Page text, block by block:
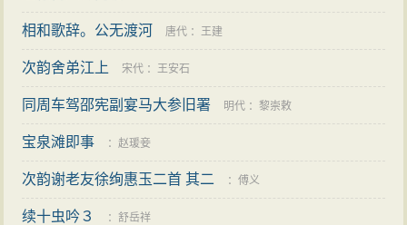
相和歌辞。公无渡河 唐代 ：王建
次韵舍弟江上 宋代 ：王安石
同周车驾邵宪副宴马大参旧署 明代 ：黎崇敕
宝泉滩即事 ：赵瑗妾
次韵谢老友徐绚惠玉二首 其二 ：傅义
续十虫吟３ ： 舒岳祥